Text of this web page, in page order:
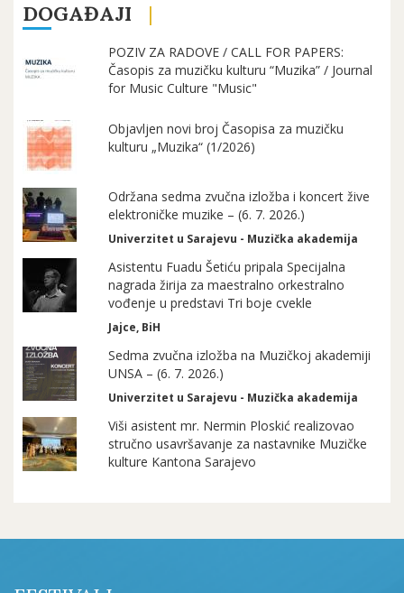
DOGAĐAJI
POZIV ZA RADOVE / CALL FOR PAPERS:
Časopis za muzičku kulturu “Muzika” / Journal
for Music Culture "Music"
Objavljen novi broj Časopisa za muzičku
kulturu „Muzika“ (1/2026)
Održana sedma zvučna izložba i koncert žive
elektroničke muzike – (6. 7. 2026.)
Univerzitet u Sarajevu - Muzička akademija
Asistentu Fuadu Šetiću pripala Specijalna
nagrada žirija za maestralno orkestralno
vođenje u predstavi Tri boje cvekle
Jajce, BiH
Sedma zvučna izložba na Muzičkoj akademiji
UNSA – (6. 7. 2026.)
Univerzitet u Sarajevu - Muzička akademija
Viši asistent mr. Nermin Ploskić realizovao
stručno usavršavanje za nastavnike Muzičke
kulture Kantona Sarajevo